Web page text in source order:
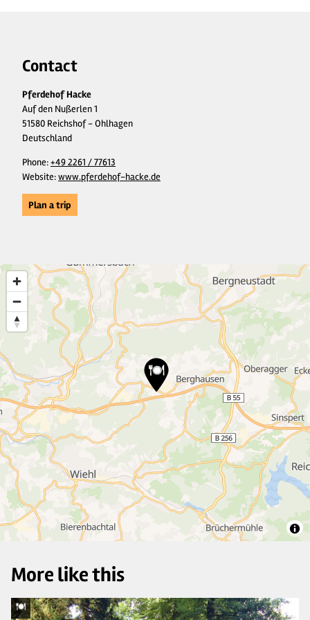
Contact
Pferdehof Hacke
Auf den Nußerlen 1
51580 Reichshof - Ohlhagen
Deutschland
Phone:+49 2261 / 77613
Website:www.pferdehof-hacke.de
Plan a trip
6
12
6
4
4
2
2
More like this